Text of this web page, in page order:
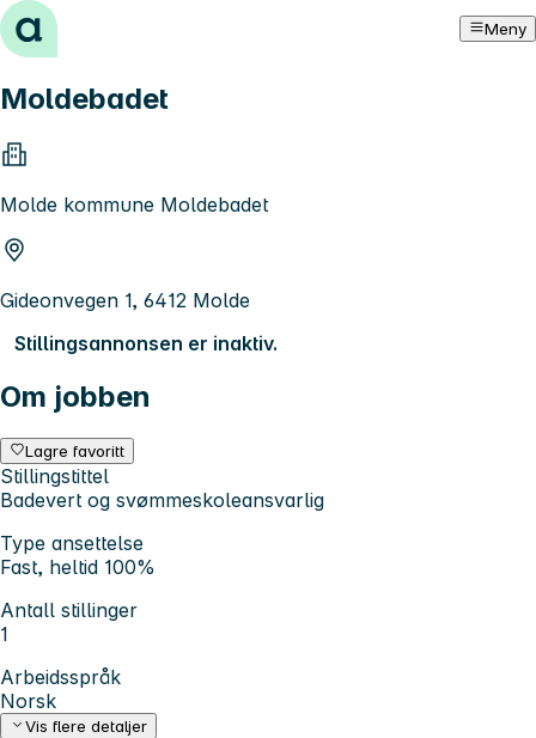
Hopp til innhold Meny
Moldebadet
Molde kommune Moldebadet
Gideonvegen 1, 6412 Molde
Stillingsannonsen er inaktiv.
Om jobben
Lagre favoritt
Stillingstittel
Badevert og svømmeskoleansvarlig
Type ansettelse
Fast, heltid 100%
Antall stillinger
1
Arbeidsspråk
Norsk
Vis flere detaljer